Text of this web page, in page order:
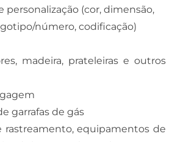
personalização (cor, dimensão,
número, codificação)
madeira, prateleiras e outros
garrafas de gás
rastreamento, equipamentos de